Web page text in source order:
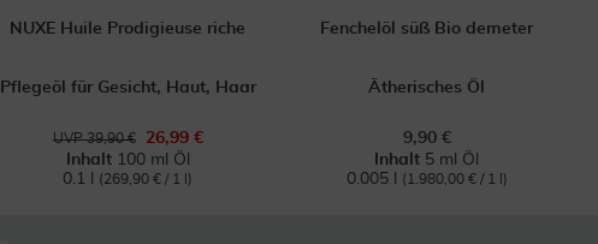
NUXE Huile Prodigieuse riche
Pflegeöl für Gesicht, Haut, Haar
UVP 39,90 €
26,99 €
Inhalt 100 ml Öl
0.1 l
(269,90 € / 1 l)
Fenchelöl süß Bio demeter
Ätherisches Öl
9,90 €
Inhalt 5 ml Öl
0.005 l
(1.980,00 € / 1 l)